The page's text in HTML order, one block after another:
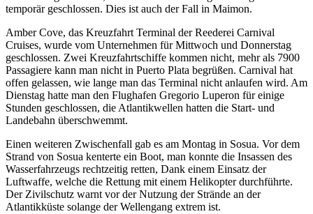
temporär geschlossen. Dies ist auch der Fall in Maimon.
Amber Cove, das Kreuzfahrt Terminal der Reederei Carnival
Cruises, wurde vom Unternehmen für Mittwoch und Donnerstag
geschlossen. Zwei Kreuzfahrtschiffe kommen nicht, mehr als 7900
Passagiere kann man nicht in Puerto Plata begrüßen. Carnival hat
offen gelassen, wie lange man das Terminal nicht anlaufen wird. Am
Dienstag hatte man den Flughafen Gregorio Luperon für einige
Stunden geschlossen, die Atlantikwellen hatten die Start- und
Landebahn überschwemmt.
Einen weiteren Zwischenfall gab es am Montag in Sosua. Vor dem
Strand von Sosua kenterte ein Boot, man konnte die Insassen des
Wasserfahrzeugs rechtzeitig retten, Dank einem Einsatz der
Luftwaffe, welche die Rettung mit einem Helikopter durchführte.
Der Zivilschutz warnt vor der Nutzung der Strände an der
Atlantikküste solange der Wellengang extrem ist.